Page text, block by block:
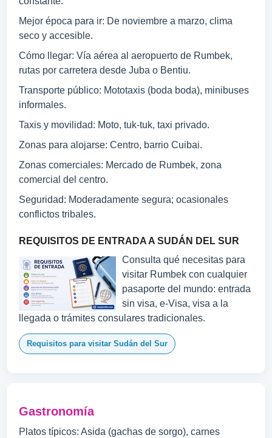
Mejor época para ir: De noviembre a marzo, clima
seco y accesible.
Cómo llegar: Vía aérea al aeropuerto de Rumbek,
rutas por carretera desde Juba o Bentiu.
Transporte público: Mototaxis (boda boda), minibuses
informales.
Taxis y movilidad: Moto, tuk-tuk, taxi privado.
Zonas para alojarse: Centro, barrio Cuibai.
Zonas comerciales: Mercado de Rumbek, zona
comercial del centro.
Seguridad: Moderadamente segura; ocasionales
conflictos tribales.
REQUISITOS DE ENTRADA A SUDÁN DEL SUR
Consulta qué necesitas para
visitar Rumbek con cualquier
pasaporte del mundo: entrada
sin visa, e-Visa, visa a la
llegada o trámites consulares tradicionales.
Requisitos para visitar Sudán del Sur
Gastronomía
Platos típicos: Asida (gachas de sorgo), carnes